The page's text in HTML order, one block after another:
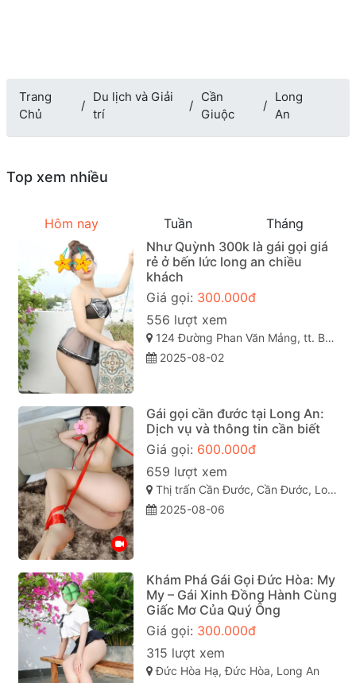
Trang
Chủ
Du lịch và Giải
trí
Cần
Giuộc
Long
An
Top xem nhiều
Hôm nay Tuần
Tháng
Như Quỳnh 300k là gái gọi giá
rẻ ở bến lức long an chiều
khách
Giá gọi: 300.000đ
556 lượt xem
124 Đường Phan Văn Mảng, tt. Bến Lức, Bến Lức, Long An, Việt Nam
2025-08-02
Gái gọi cần đước tại Long An:
Dịch vụ và thông tin cần biết
Giá gọi: 600.000đ
659 lượt xem
Thị trấn Cần Đước, Cần Đước, Long An
2025-08-06
Khám Phá Gái Gọi Đức Hòa: My
My – Gái Xinh Đồng Hành Cùng
Giấc Mơ Của Quý Ông
Giá gọi: 300.000đ
315 lượt xem
Đức Hòa Hạ, Đức Hòa, Long An